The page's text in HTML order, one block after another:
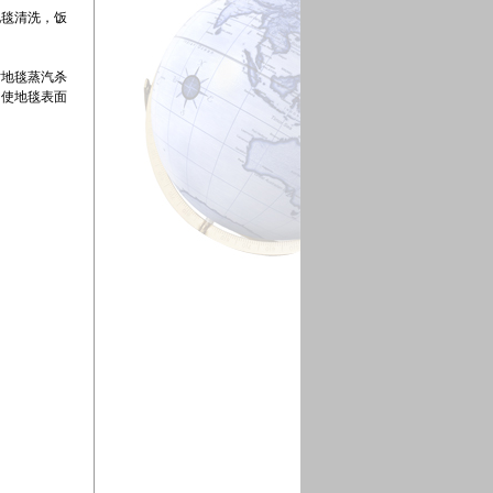
清洗，饭
毯蒸汽杀
地毯表面